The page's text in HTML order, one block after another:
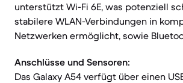
unterstützt Wi-Fi 6E, was potenziell
stabilere WLAN-Verbindungen in
Netzwerken ermöglicht, sowie
Anschlüsse und Sensoren:
Das Galaxy A54 verfügt über einen